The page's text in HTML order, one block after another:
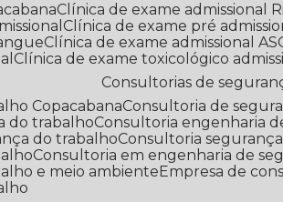
Clínica de exame admissional
Clínica de exame pré
Clínica de exame admissional
Clínica de exame toxicológico
Consultorias de
Copacabana
Consultoria de
do trabalho
Consultoria engenharia
do trabalho
Consultoria
Consultoria em engenharia de
e meio ambiente
Empresa de